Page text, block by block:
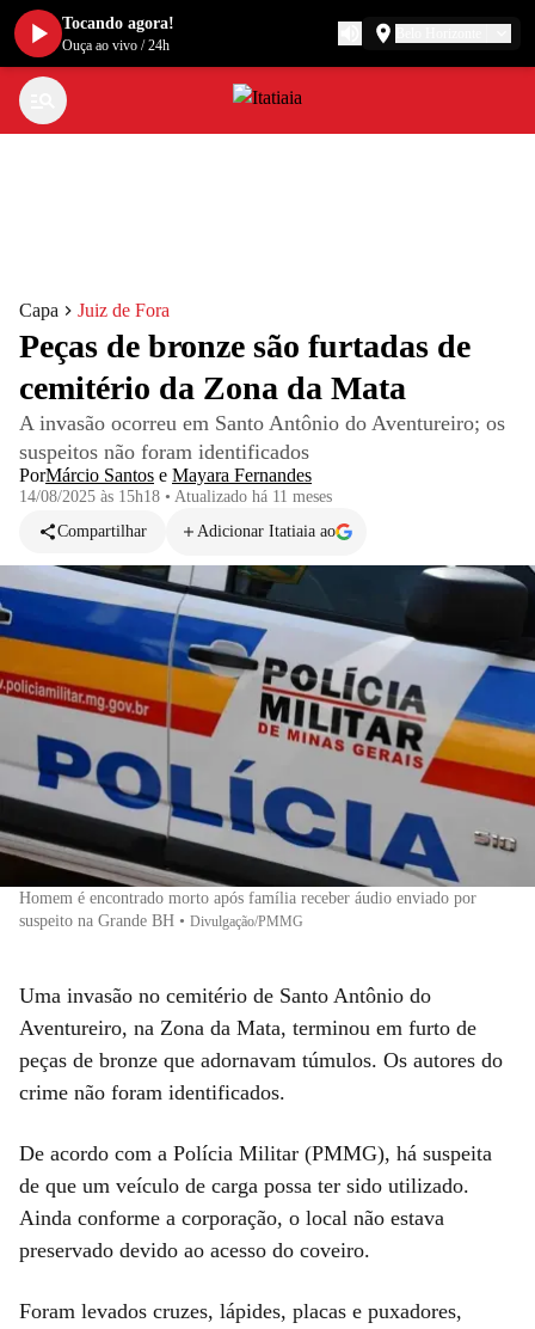
Capa Juiz de Fora
Peças de bronze são furtadas de
cemitério da Zona da Mata
A invasão ocorreu em Santo Antônio do Aventureiro; os
suspeitos não foram identificados
PorMárcio Santos e Mayara Fernandes
14/08/2025 às 15h18 • Atualizado há 11 meses
Compartilhar
Adicionar Itatiaia ao
Homem é encontrado morto após família receber áudio enviado por
suspeito na Grande BH • Divulgação/PMMG
Uma invasão no cemitério de Santo Antônio do
Aventureiro, na Zona da Mata, terminou em furto de
peças de bronze que adornavam túmulos. Os autores do
crime não foram identificados.
De acordo com a Polícia Militar (PMMG), há suspeita
de que um veículo de carga possa ter sido utilizado.
Ainda conforme a corporação, o local não estava
preservado devido ao acesso do coveiro.
Foram levados cruzes, lápides, placas e puxadores,
Tocando agora!
Ouça ao vivo /24h